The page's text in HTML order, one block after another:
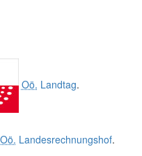
Oö. Landtag.
Oö. Landesrechnungshof.